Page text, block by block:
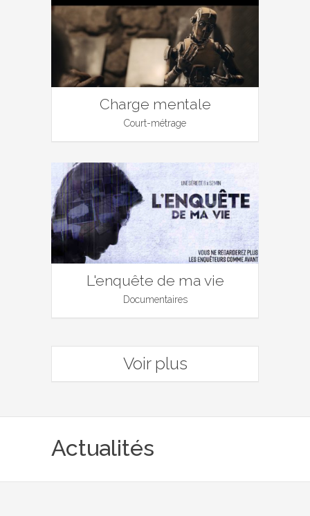
Charge mentale
Court-métrage
L'enquête de ma vie
Documentaires
Voir plus
Actualités